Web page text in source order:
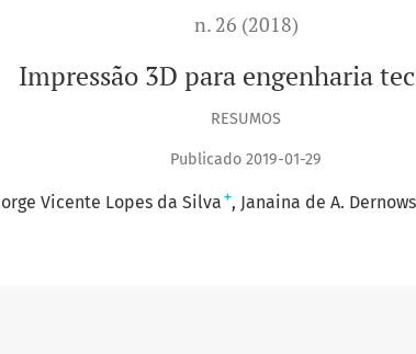
n. 26 (2018)
Impressão 3D para engenharia
RESUMOS
Publicado 2019-01-29
Vicente Lopes da Silva + Janaina de A.